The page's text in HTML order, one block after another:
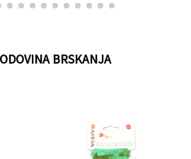
BRSKANJA